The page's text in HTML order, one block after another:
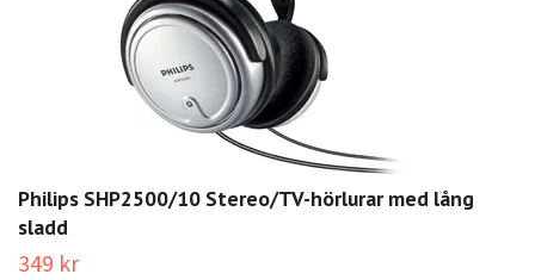
Philips SHP2500/10 Stereo/TV-hörlurar med lång
sladd
349 kr